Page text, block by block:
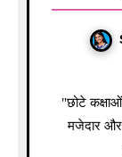
"छोटे कक्षाओं में बच्चों को सक्रिय और खुश रखने के लिए 10
मजेदार और